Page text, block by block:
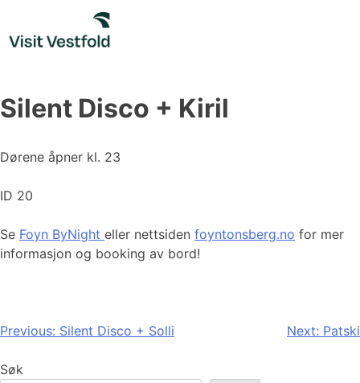
content
Silent Disco + Kiril
Dørene åpner kl. 23
ID 20
Se Foyn ByNight eller nettsiden foyntonsberg.no for mer
informasjon og booking av bord!
Innleggsnavigasjon
Previous: Silent Disco + Solli Next: Patski
Søk